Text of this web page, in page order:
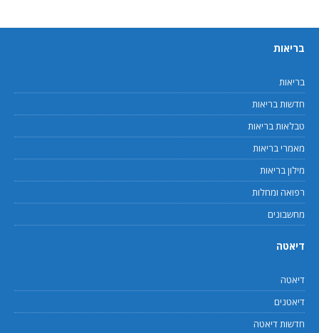
בריאות
בריאות
חדשות בריאות
טבלאות בריאות
מאמרי בריאות
מילון בריאות
רפואה ומחלות
מחשבונים
דיאטה
דיאטה
דיאטנים
חדשות דיאטה